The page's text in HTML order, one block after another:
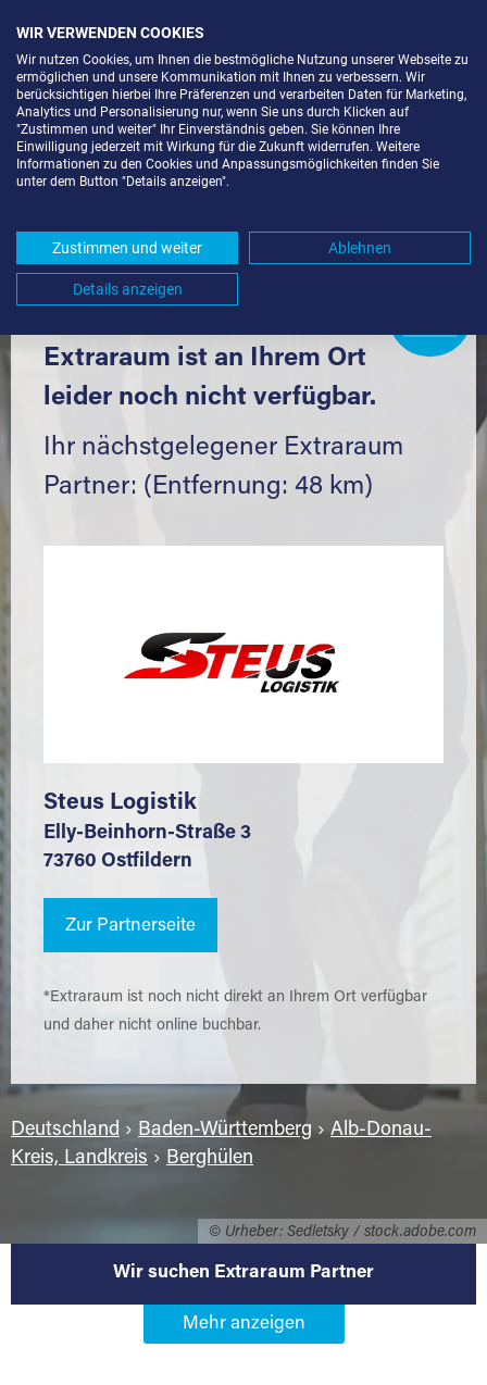
© Urheber: Sedletsky / stock.adobe.com
SELF STORAGE IN BERGHÜLEN
Komfortabel einlagern mit Extraraum
Extraraum ist an Ihrem Ort
leider noch nicht verfügbar.
Ihr nächstgelegener Extraraum
Partner: (Entfernung: 48 km)
Steus Logistik
Elly-Beinhorn-Straße 3
73760 Ostfildern
Zur Partnerseite
*Extraraum ist noch nicht direkt an Ihrem Ort verfügbar
und daher nicht online buchbar.
Deutschland › Baden-Württemberg › Alb-Donau-
Kreis, Landkreis › Berghülen
Wir suchen Extraraum Partner
Werden Sie Extraraum Partner in
WIR VERWENDEN COOKIES
Wir nutzen Cookies, um Ihnen die bestmögliche Nutzung unserer Webseite zu
ermöglichen und unsere Kommunikation mit Ihnen zu verbessern. Wir
berücksichtigen hierbei Ihre Präferenzen und verarbeiten Daten für Marketing,
Analytics und Personalisierung nur, wenn Sie uns durch Klicken auf
"Zustimmen und weiter" Ihr Einverständnis geben. Sie können Ihre
Einwilligung jederzeit mit Wirkung für die Zukunft widerrufen. Weitere
Informationen zu den Cookies und Anpassungsmöglichkeiten finden Sie
unter dem Button "Details anzeigen".
Zustimmen und weiter Ablehnen
Details anzeigen